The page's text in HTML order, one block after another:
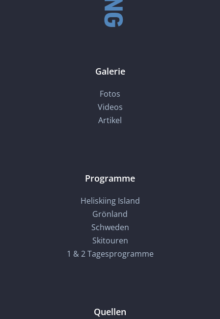
Galerie
Fotos
Videos
Artikel
Programme
Heliskiing Island
Grönland
Schweden
Skitouren
1 & 2 Tagesprogramme
Quellen